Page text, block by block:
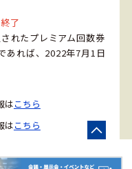
了
れたプレミアム回数券
あれば、2022年7月1日
はこちら
はこちら